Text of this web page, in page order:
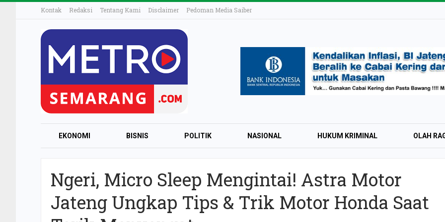
Kontak Redaksi Tentang Kami Disclaimer Pedoman Media Saiber
EKONOMI BISNIS POLITIK NASIONAL HUKUM KRIMINAL OLAH
Ngeri, Micro Sleep Mengintai! Astra Motor
Jateng Ungkap Tips & Trik Motor Honda Saat
Wisman pada
2026